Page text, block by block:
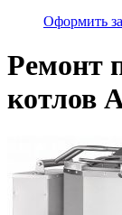
Оформить
Ремонт
котлов